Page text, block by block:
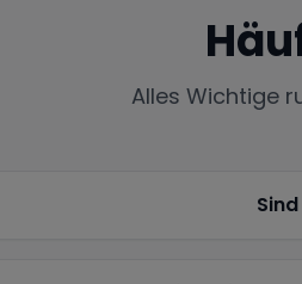
Alles Wichtige